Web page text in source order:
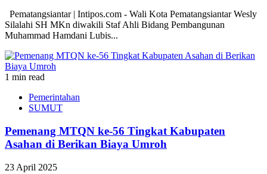
Pematangsiantar | Intipos.com - Wali Kota Pematangsiantar Wesly
Silalahi SH MKn diwakili Staf Ahli Bidang Pembangunan
Muhammad Hamdani Lubis...
1 min read
Pemerintahan
SUMUT
Pemenang MTQN ke-56 Tingkat Kabupaten
Asahan di Berikan Biaya Umroh
23 April 2025